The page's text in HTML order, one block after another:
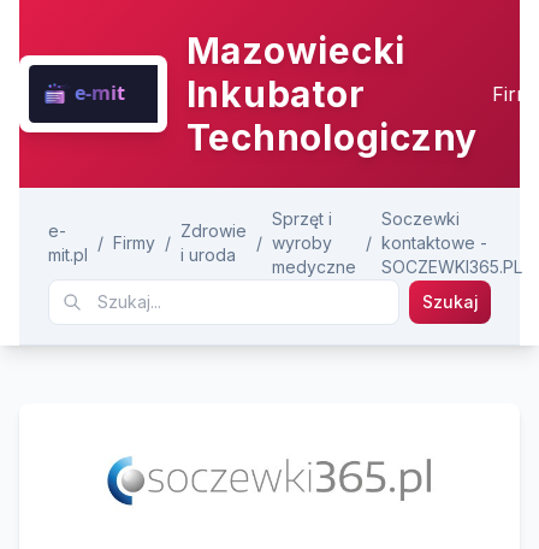
Mazowiecki
Inkubator
Technologiczny
e-
mit.pl
/ Firmy /
Zdrowie
i uroda
/
Sprzęt i
wyroby
medyczne
/
Soczewki
kontaktowe -
SOCZEWKI365.PL
Szukaj